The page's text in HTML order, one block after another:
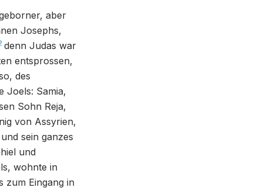
aber
Josephs,
denn Judas war
entsprossen,
des
Joels: Samia,
Sohn Reja,
von Assyrien,
sein ganzes
und
wohnte in
zum Eingang in